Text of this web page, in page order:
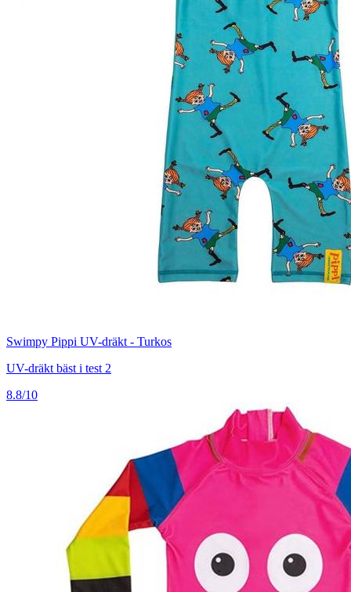
Swimpy Pippi UV-dräkt - Turkos
UV-dräkt bäst i test 2
8.8/10